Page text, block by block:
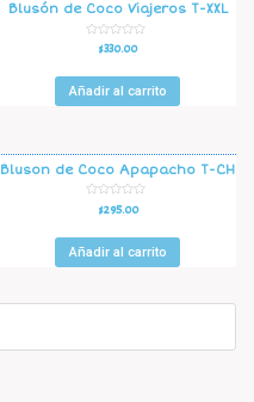
Blusón de Coco Viajeros T-XXL
o
r
a
d
0
d
e
5
$330.00
Añadir al carrito
Bluson de Coco Apapacho T-CH
o
r
a
d
n
$295.00
Añadir al carrito